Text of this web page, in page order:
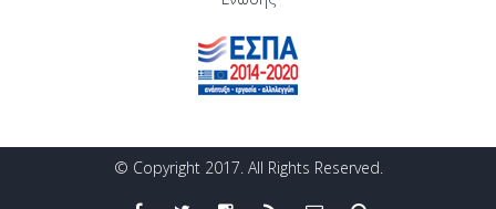
© Copyright 2017. All Rights Reserved.